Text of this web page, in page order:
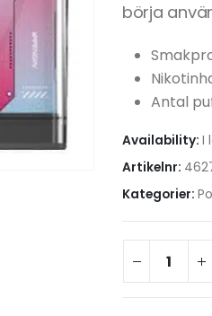
börja
Antal
Availability: I
Artikelnr:
Kategorier: